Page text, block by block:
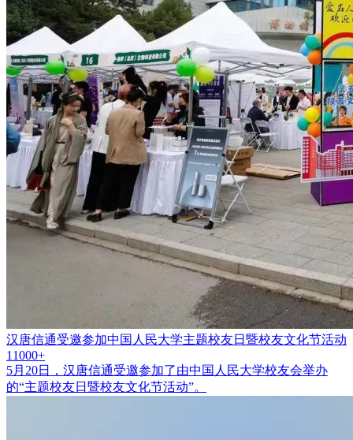
汉唐信通受邀参加中国人民大学主题校友日暨校友文化节活动
11000+
5月20日，汉唐信通受邀参加了由中国人民大学校友会举办
的“主题校友日暨校友文化节活动”。